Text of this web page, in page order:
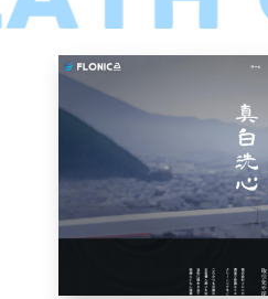
トップページ